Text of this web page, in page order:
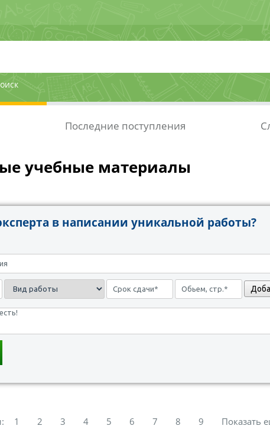
Последние поступления
учебные материалы
в написании уникальной работы?
1 2 3 4 5 6 7 8 9 Показать